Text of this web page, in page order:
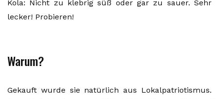
Kola: Nicht zu klebrig süß oder gar zu sauer. Sehr
lecker! Probieren!
Warum?
Gekauft wurde sie natürlich aus Lokalpatriotismus.